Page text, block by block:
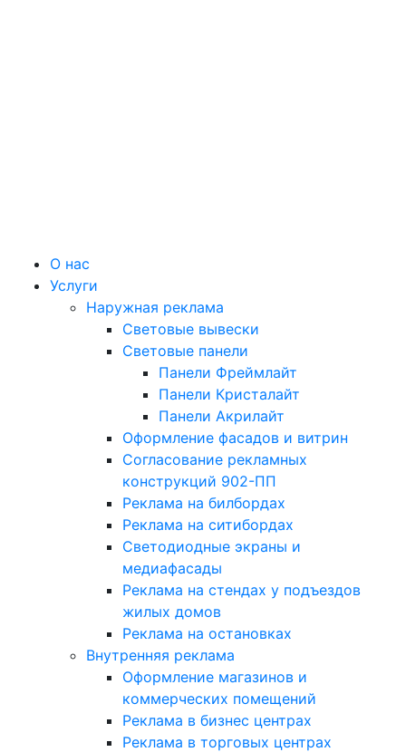
О нас
Услуги
Наружная реклама
Световые вывески
Световые панели
Панели Фреймлайт
Панели Кристалайт
Панели Акрилайт
Оформление фасадов и витрин
Согласование рекламных
конструкций 902-ПП
Реклама на билбордах
Реклама на ситибордах
Светодиодные экраны и
медиафасады
Реклама на стендах у подъездов
жилых домов
Реклама на остановках
Внутренняя реклама
Оформление магазинов и
коммерческих помещений
Реклама в бизнес центрах
Реклама в торговых центрах